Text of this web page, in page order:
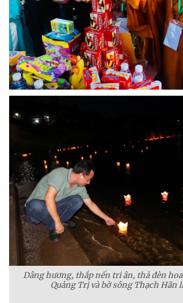
Dâng hương, thắp nến tri ân, thả đèn
Quảng Trị và bờ sông Thạch Hãn